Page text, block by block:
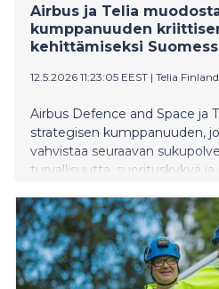
Airbus ja Telia
kumppanuuden
kehittämiseksi
12.5.2026 11:23:05 EEST | Telia
Airbus Defence and Space ja
strategisen kumppanuuden,
vahvistaa seuraavan
turvallisuutta, suorituskykyä ja